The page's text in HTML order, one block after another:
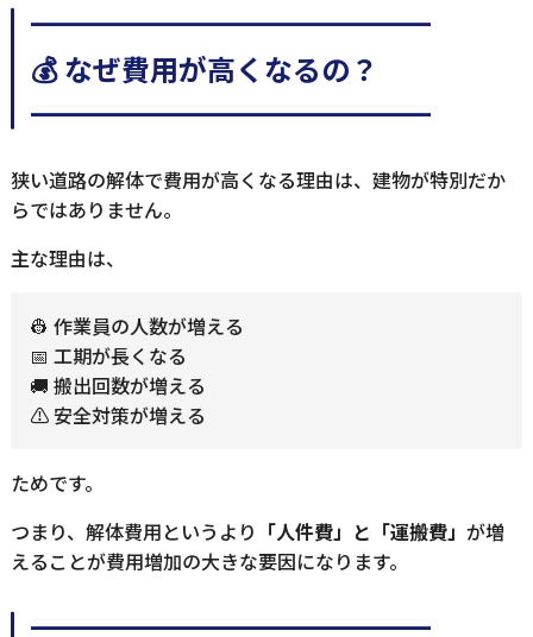
━━━━━━━━━━━━━━
💰 なぜ費用が高くなるの？
━━━━━━━━━━━━━━
狭い道路の解体で費用が高くなる理由は、建物が特別だか
らではありません。
主な理由は、
👷 作業員の人数が増える
📅 工期が長くなる
🚚 搬出回数が増える
⚠️ 安全対策が増える
ためです。
つまり、解体費用というより 「人件費」と「運搬費」 が増
えることが費用増加の大きな要因になります。
━━━━━━━━━━━━━━